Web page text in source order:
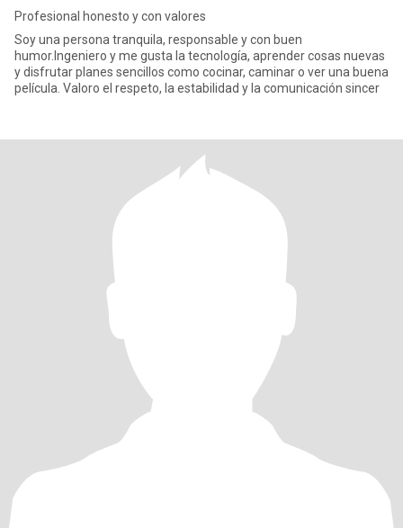
Profesional honesto y con valores
Soy una persona tranquila, responsable y con buen
humor.Ingeniero y me gusta la tecnología, aprender cosas nuevas
y disfrutar planes sencillos como cocinar, caminar o ver una buena
película. Valoro el respeto, la estabilidad y la comunicación sincer